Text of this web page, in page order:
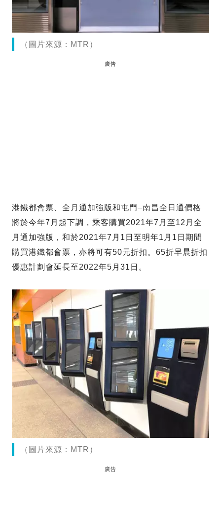
（圖片來源：MTR）
廣告
港鐵都會票、全月通加強版和屯門–南昌全日通價格
將於今年7月起下調，乘客購買2021年7月至12月全
月通加強版，和於2021年7月1日至明年1月1日期間
購買港鐵都會票，亦將可有50元折扣。65折早晨折扣
優惠計劃會延長至2022年5月31日。
（圖片來源：MTR）
廣告